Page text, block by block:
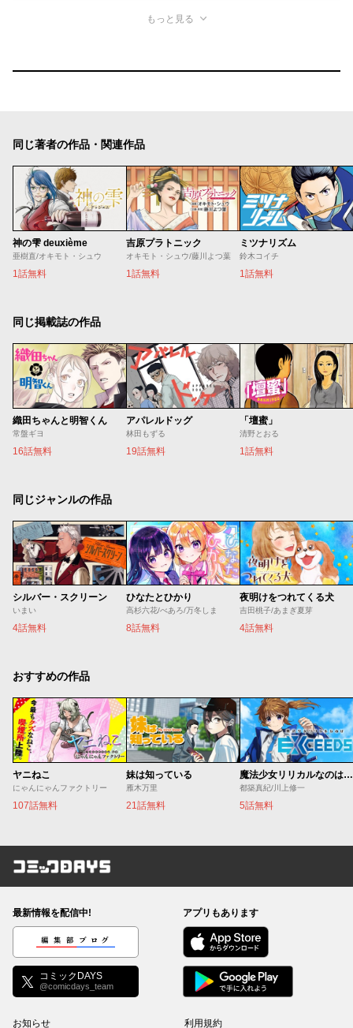
もっと見る
同じ著者の作品・関連作品
神の雫 deuxième
亜樹直/オキモト・シュウ
1話無料
吉原プラトニック
オキモト・シュウ/藤川よつ葉
1話無料
ミツナリズム
鈴木コイチ
1話無料
同じ掲載誌の作品
織田ちゃんと明智くん
常盤ギヨ
16話無料
アパレルドッグ
林田もずる
19話無料
「壇蜜」
清野とおる
1話無料
同じジャンルの作品
シルバー・スクリーン
いまい
4話無料
ひなたとひかり
高杉六花/べあろ/万冬しま
8話無料
夜明けをつれてくる犬
吉田桃子/あまぎ夏芽
4話無料
おすすめの作品
ヤニねこ
にゃんにゃんファクトリー
107話無料
妹は知っている
雁木万里
21話無料
魔法少女リリカルなのは EXCEEDS
都築真紀/川上修一
5話無料
コミックDAYS
最新情報を配信中!
編集部ブログ
コミックDAYS
@comicdays_team
アプリもあります
お知らせ 利用規約